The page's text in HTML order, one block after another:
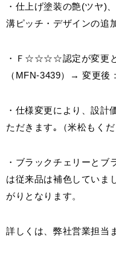
採用情報
・仕上げ塗装の艶(ツヤ)
溝ピッチ・デザインの追
・Ｆ☆☆☆☆認定が変更と
（MFN-3439）→ 変更後
・仕様変更により、設計
ただきます｡（米松もくだ
・ブラックチェリーとブ
は従来品は補色していま
がりとなります。
詳しくは、弊社営業担当